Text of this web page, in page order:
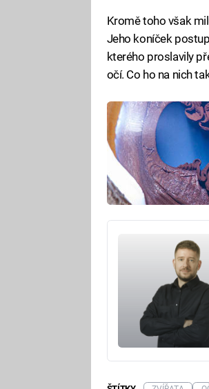
Kromě toho však
Jeho koníček
kterého proslavily
očí. Co ho na nich